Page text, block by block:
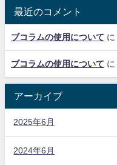
最近のコメント
ブコラムの使用について に
ブコラムの使用について に
アーカイブ
2025年6月
2024年6月